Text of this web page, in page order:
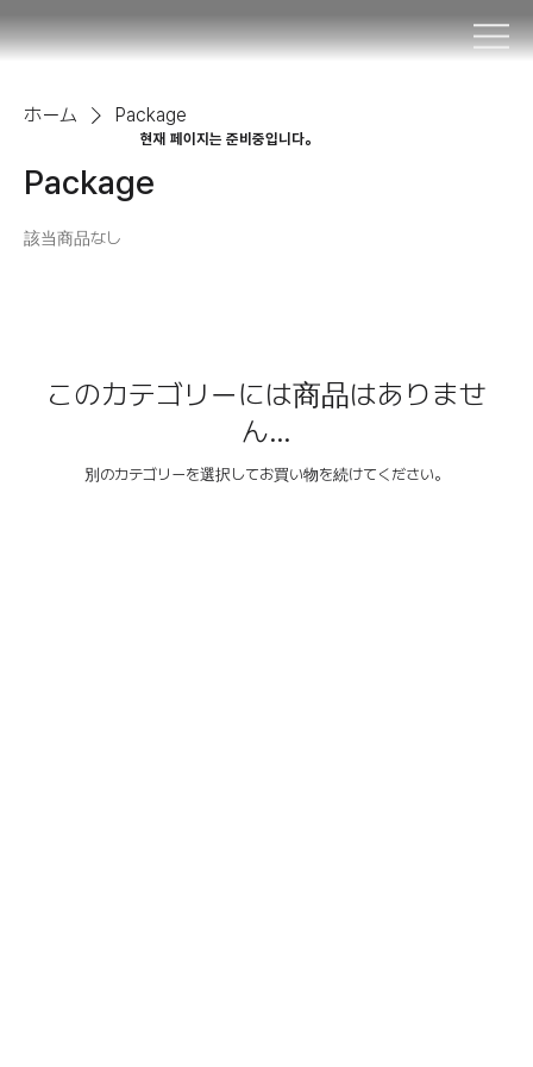
ホーム Package
Package
該当商品なし
このカテゴリーには商品はありませ
ん…
別のカテゴリーを選択してお買い物を続けてください。
현재 페이지는 준비중입니다。